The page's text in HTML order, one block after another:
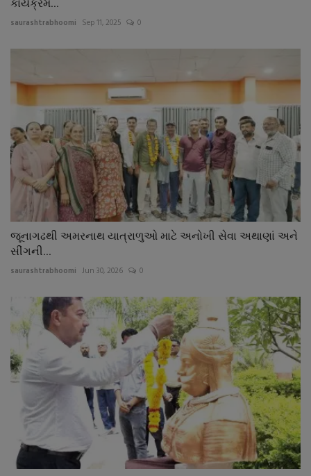
કાર્યક્રમ...
saurashtrabhoomi Sep 11, 2025 0
જૂનાગઢથી અમરનાથ યાત્રાળુઓ માટે અનોખી સેવા અથાણાં અને
સીંગની...
saurashtrabhoomi Jun 30, 2026 0